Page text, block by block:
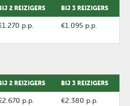
BIJ 2 REIZIGERS BIJ 3 REIZIGERS
p.p. €1.095 p.p.
BIJ 2 REIZIGERS BIJ 3 REIZIGERS
p.p. €2.380 p.p.